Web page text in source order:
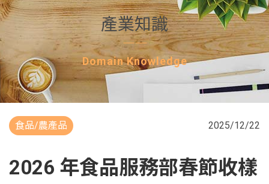
產業知識
Domain Knowledge
食品/農產品 2025/12/22
2026 年食品服務部春節收樣